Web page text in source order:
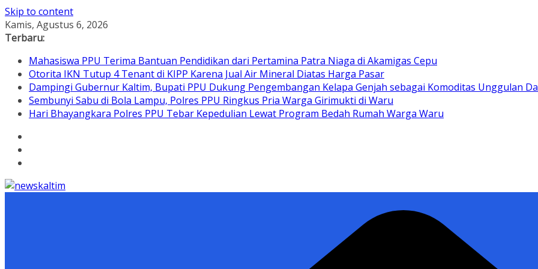
Skip to content
Kamis, Agustus 6, 2026
Terbaru:
Mahasiswa PPU Terima Bantuan Pendidikan dari Pertamina Patra Niaga di Akamigas Cepu
Otorita IKN Tutup 4 Tenant di KIPP Karena Jual Air Mineral Diatas Harga Pasar
Dampingi Gubernur Kaltim, Bupati PPU Dukung Pengembangan Kelapa Genjah sebagai Komoditas Unggulan
Sembunyi Sabu di Bola Lampu, Polres PPU Ringkus Pria Warga Girimukti di Waru
Hari Bhayangkara Polres PPU Tebar Kepedulian Lewat Program Bedah Rumah Warga Waru